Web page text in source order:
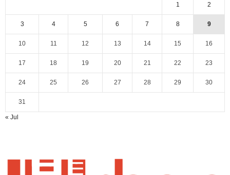
1 2
3 4 5 6 7 8 9
10 11 12 13 14 15 16
17 18 19 20 21 22 23
24 25 26 27 28 29 30
31
« Jul